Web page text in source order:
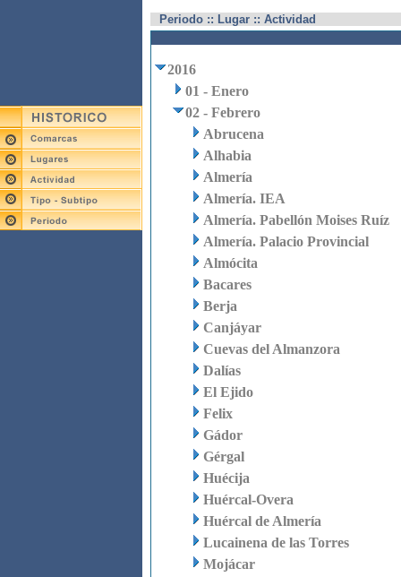
Periodo :: Lugar :: Actividad
2016
01 - Enero
02 - Febrero
Abrucena
Alhabia
Almería
Almería. IEA
Almería. Pabellón Moises Ruíz
Almería. Palacio Provincial
Almócita
Bacares
Berja
Canjáyar
Cuevas del Almanzora
Dalías
El Ejido
Felix
Gádor
Gérgal
Huécija
Huércal-Overa
Huércal de Almería
Lucainena de las Torres
Mojácar